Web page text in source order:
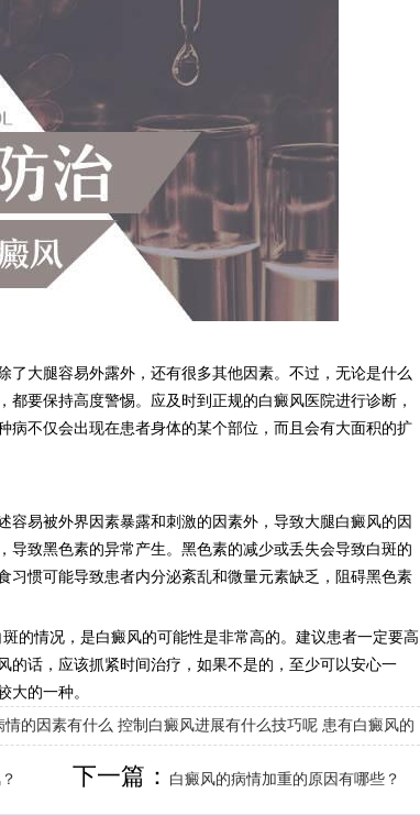
大腿容易外露外，还有很多其他因素。不过，无论是什么
都要保持高度警惕。应及时到正规的白癜风医院进行诊断，
病不仅会出现在患者身体的某个部位，而且会有大面积的扩
易被外界因素暴露和刺激的因素外，导致大腿白癜风的因
导致黑色素的异常产生。黑色素的减少或丢失会导致白斑的
习惯可能导致患者内分泌紊乱和微量元素缺乏，阻碍黑色素
的情况，是白癜风的可能性是非常高的。建议患者一定要高
的话，应该抓紧时间治疗，如果不是的，至少可以安心一
大的一种。
情的因素有什么 控制白癜风进展有什么技巧呢 患有白癜风的
下一篇： 白癜风的病情加重的原因有哪些？